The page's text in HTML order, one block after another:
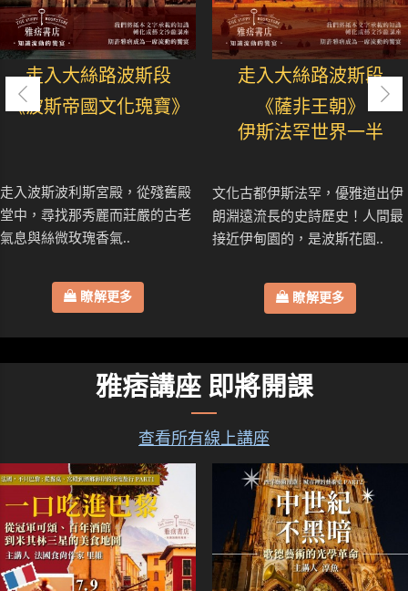
走入大絲路波斯段
《波斯帝國文化瑰寶》
走入波斯波利斯宮殿，從殘舊殿
堂中，尋找那秀麗而莊嚴的古老
氣息與絲微玫瑰香氣..
瞭解更多
走入大絲路波斯段
《薩非王朝》
伊斯法罕世界一半
文化古都伊斯法罕，優雅道出伊
朗淵遠流長的史詩歷史！人間最
接近伊甸園的，是波斯花園..
瞭解更多
雅痞講座 即將開課
查看所有線上講座